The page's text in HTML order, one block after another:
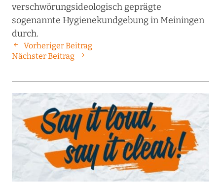
verschwörungsideologisch geprägte
sogenannte Hygienekundgebung in Meiningen
durch.
Vorheriger Beitrag
Nächster Beitrag